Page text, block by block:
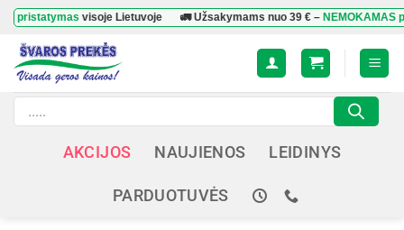
Skip
content
visoje Lietuvoje 🚛 Užsakymams nuo39 €–NEMOKAMAS
Products
search
AKCIJOS NAUJIENOS LEIDINYS
PARDUOTUVĖS